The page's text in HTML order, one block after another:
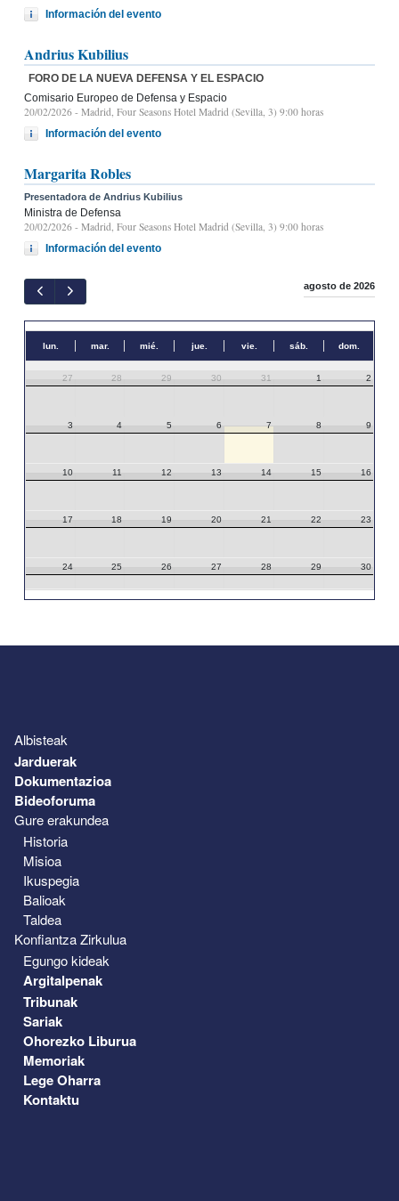
Información del evento
Andrius Kubilius
FORO DE LA NUEVA DEFENSA Y EL ESPACIO
Comisario Europeo de Defensa y Espacio
20/02/2026 - Madrid, Four Seasons Hotel Madrid (Sevilla, 3) 9:00 horas
Información del evento
Margarita Robles
Presentadora de Andrius Kubilius
Ministra de Defensa
20/02/2026 - Madrid, Four Seasons Hotel Madrid (Sevilla, 3) 9:00 horas
Información del evento
agosto de 2026
lun. mar. mié. jue. vie. sáb. dom.
27 28 29 30 31 1 2
3 4 5 6 7 8 9
10 11 12 13 14 15 16
17 18 19 20 21 22 23
24 25 26 27 28 29 30
Albisteak
Jarduerak
Dokumentazioa
Bideoforuma
Gure erakundea
Historia
Misioa
Ikuspegia
Balioak
Taldea
Konfiantza Zirkulua
Egungo kideak
Argitalpenak
Tribunak
Sariak
Ohorezko Liburua
Memoriak
Lege Oharra
Kontaktu